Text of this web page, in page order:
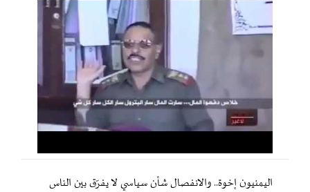
اليمنيون إخوة.. والانفصال شأن سياسي لا يفرّق بين الناس